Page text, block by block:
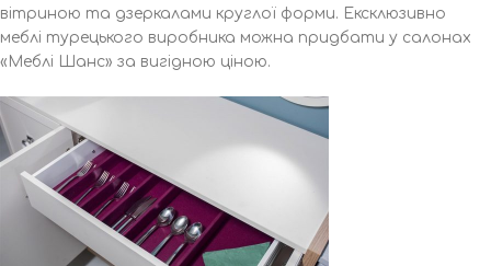
вітриною та дзеркалами круглої форми. Ексклюзивно
меблі турецького виробника можна придбати у салонах
«Меблі Шанс» за вигідною ціною.